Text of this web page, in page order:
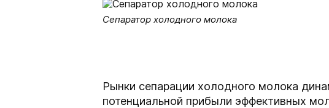
Сепаратор холодного молока
Рынки сепарации холодного молока
потенциальной прибыли эффективных